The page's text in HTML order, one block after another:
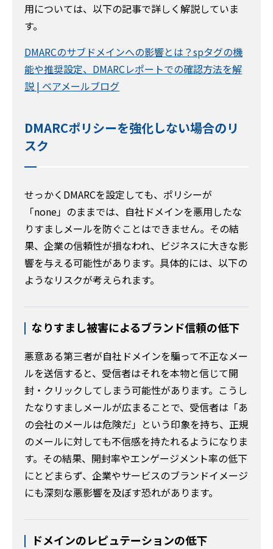
用については、以下の記事で詳しく解説していま
す。
DMARCのサブドメインへの影響とは？spタグの機
能や推奨設定、DMARCレポートでの確認方法を解
説 | ベアメールブログ
DMARCポリシーを強化しない場合のリ
スク
せっかくDMARCを設定しても、ポリシーが
「none」のままでは、自社ドメインを悪用したな
りすましメールを防ぐことはできません。その結
果、企業の信頼性が損なわれ、ビジネスに大きな影
響を与える可能性があります。具体的には、以下の
ようなリスクが考えられます。
なりすまし被害によるブランド信頼の低下
悪意ある第三者が自社ドメインを騙って不正なメー
ルを送信すると、受信者はそれを本物と信じて開
封・クリックしてしまう可能性があります。こうし
たなりすましメールが広まることで、受信者は「あ
の会社のメールは危険だ」という印象を持ち、正規
のメールに対しても不信感を持たれるようになりま
す。その結果、開封率やエンゲージメント率の低下
にとどまらず、企業やサービスのブランドイメージ
にも深刻な悪影響を及ぼす恐れがあります。
ドメインのレピュテーションの低下